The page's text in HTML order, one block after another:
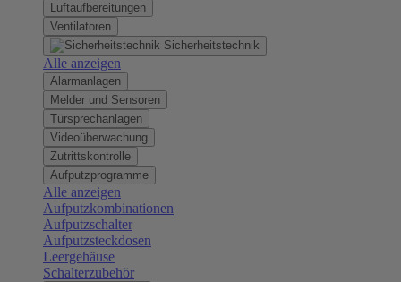
Luftaufbereitungen
Ventilatoren
Sicherheitstechnik
Alle anzeigen
Alarmanlagen
Melder und Sensoren
Türsprechanlagen
Videoüberwachung
Zutrittskontrolle
Aufputzprogramme
Alle anzeigen
Aufputzkombinationen
Aufputzschalter
Aufputzsteckdosen
Leergehäuse
Schalterzubehör